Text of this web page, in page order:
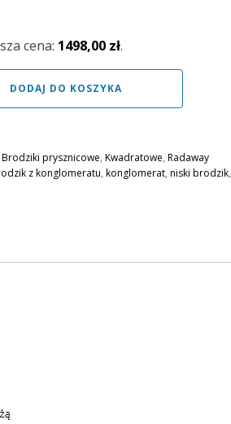
cena: 1498,00 zł.
DODAJ DO KOSZYKA
Brodziki prysznicowe, Kwadratowe, Radaway
z konglomeratu, konglomerat, niski brodzik,